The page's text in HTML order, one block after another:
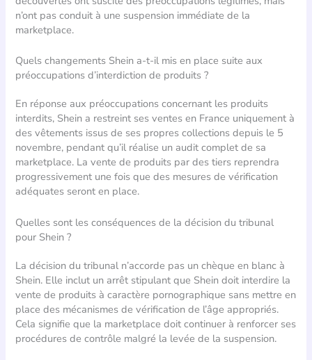
n’ont pas conduit à une suspension immédiate de la
marketplace.
Quels changements Shein a-t-il mis en place suite aux
préoccupations d’interdiction de produits ?
En réponse aux préoccupations concernant les produits
interdits, Shein a restreint ses ventes en France uniquement à
des vêtements issus de ses propres collections depuis le 5
novembre, pendant qu’il réalise un audit complet de sa
marketplace. La vente de produits par des tiers reprendra
progressivement une fois que des mesures de vérification
adéquates seront en place.
Quelles sont les conséquences de la décision du tribunal
pour Shein ?
La décision du tribunal n’accorde pas un chèque en blanc à
Shein. Elle inclut un arrêt stipulant que Shein doit interdire la
vente de produits à caractère pornographique sans mettre en
place des mécanismes de vérification de l’âge appropriés.
Cela signifie que la marketplace doit continuer à renforcer ses
procédures de contrôle malgré la levée de la suspension.